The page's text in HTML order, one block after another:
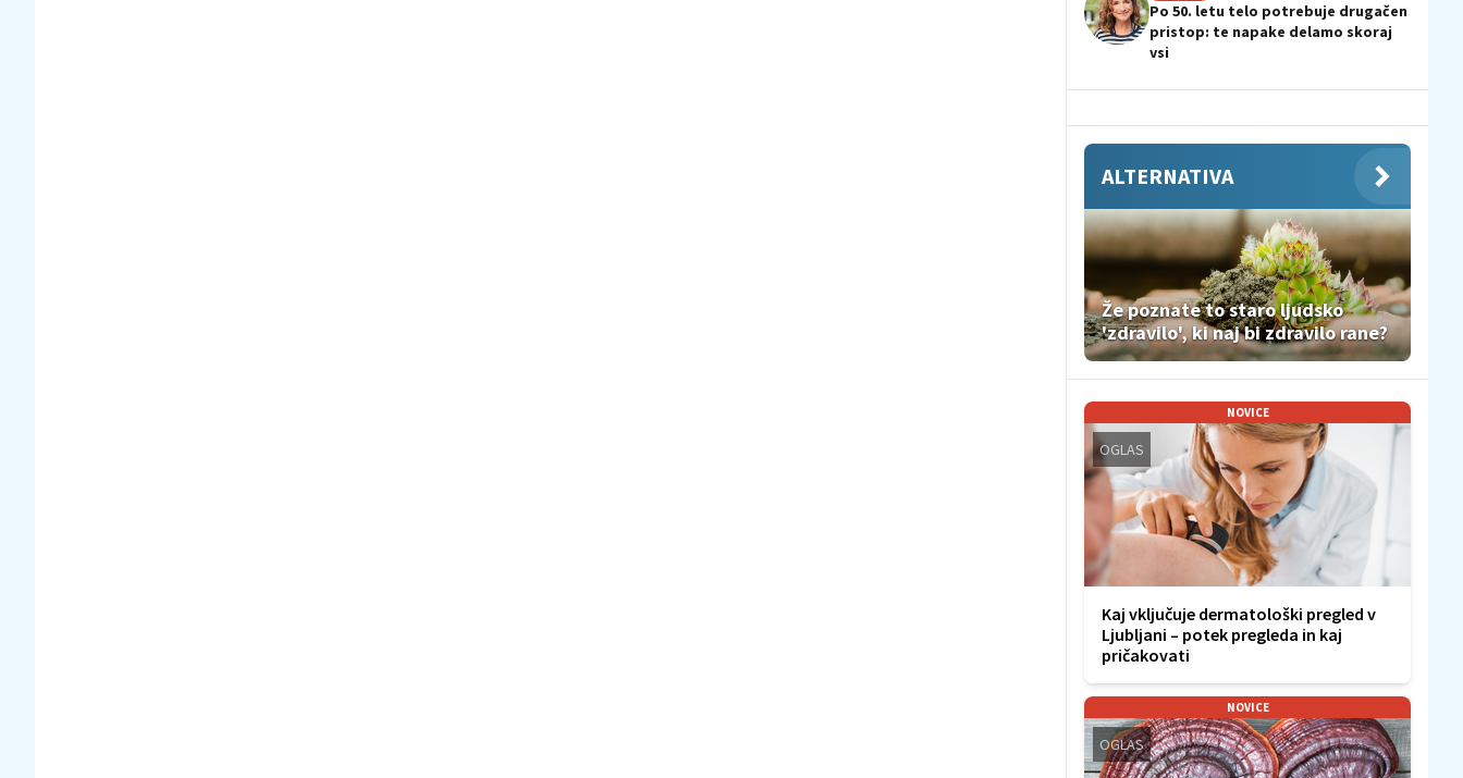
Po 50. letu telo potrebuje drugačen
pristop: te napake delamo skoraj
vsi
ALTERNATIVA
Že poznate to staro ljudsko
'zdravilo', ki naj bi zdravilo rane?
NOVICE
OGLAS
Kaj vključuje dermatološki pregled v
Ljubljani – potek pregleda in kaj
pričakovati
NOVICE
OGLAS